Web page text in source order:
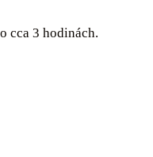
cca 3 hodinách.